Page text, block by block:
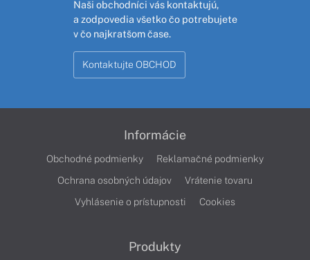
Naši obchodníci vás kontaktujú,
a zodpovedia všetko čo potrebujete
v čo najkratšom čase.
Kontaktujte OBCHOD
Informácie
Obchodné podmienky
Reklamačné podmienky
Ochrana osobných údajov
Vrátenie tovaru
Vyhlásenie o prístupnosti
Cookies
Produkty